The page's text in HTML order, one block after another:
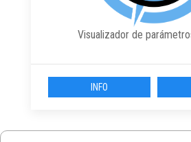
Visualizador de
INFO